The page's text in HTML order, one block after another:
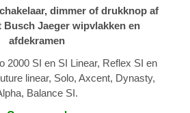
dimmer of drukknop af
Busch Jaeger wipvlakken en
afdekramen
2000 SI en SI Linear, Reflex SI en
linear, Solo, Axcent, Dynasty,
Balance SI.